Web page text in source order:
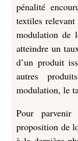
pénalité
textiles
modulation de
atteindre un
d’un produit
autres
modulation, le
Pour
proposition de